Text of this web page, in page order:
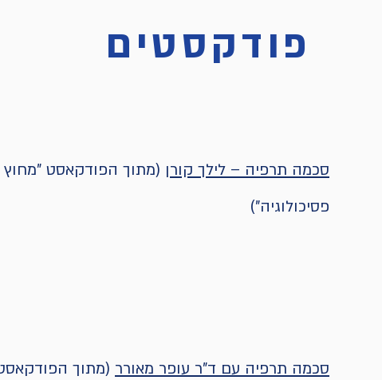
פודקסטים
סכמה תרפיה – לילך קורן (מתוך הפודקאסט
פסיכולוגיה")
סכמה תרפיה עם ד"ר עופר מאורר (מתוך